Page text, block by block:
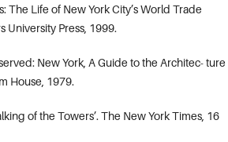
The Life of New York City’s World Trade
University Press, 1999.
New York, A Guide to the Architec- ture
House, 1979.
of the Towers’. The New York Times, 16